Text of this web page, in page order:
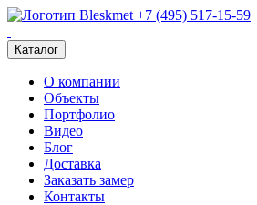
+7 (495) 517-15-59
Каталог
О компании
Объекты
Портфолио
Видео
Блог
Доставка
Заказать замер
Контакты